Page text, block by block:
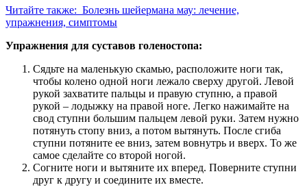
Читайте также: Болезнь шейермана мау: лечение,
упражнения, симптомы
Упражнения для суставов голеностопа:
Сядьте на маленькую скамью, расположите ноги так,
чтобы колено одной ноги лежало сверху другой. Левой
рукой захватите пальцы и правую ступню, а правой
рукой – лодыжку на правой ноге. Легко нажимайте на
свод ступни большим пальцем левой руки. Затем нужно
потянуть стопу вниз, а потом вытянуть. После сгиба
ступни потяните ее вниз, затем вовнутрь и вверх. То же
самое сделайте со второй ногой.
Согните ноги и вытяните их вперед. Поверните ступни
друг к другу и соедините их вместе.